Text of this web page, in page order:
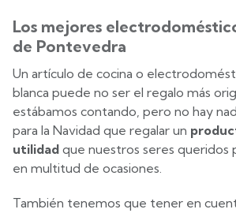
Los mejores
de Pontevedra
Un artículo de cocina o
blanca puede no ser el regalo más
estábamos contando, pero no hay
para la Navidad que regalar un
utilidad que nuestros seres queridos
en multitud de ocasiones.
También tenemos que tener en